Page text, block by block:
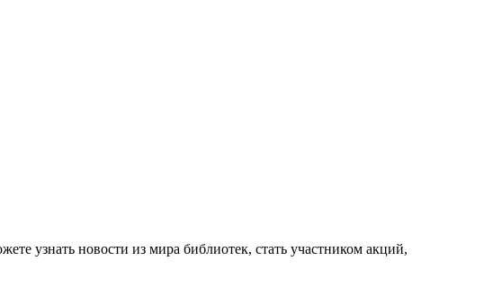
узнать новости из мира библиотек, стать участником акций,